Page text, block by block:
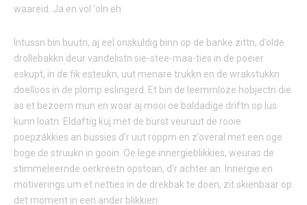
waareid. Ja en vol ‘oln eh.
Intussn bin buutn, aj eel onskuldig binn op de banke zittn, d’olde
drollebakkn deur vandelistn sie-stee-maa-ties in de poeier
eskupt, in de fik esteukn, uut menare trukkn en de wrakstukkn
doelloos in de plomp eslingerd. Et bin de leemmloze hobjectn die
as et bezoern mun en woar aj mooi oe baldadige driftn op lus
kunn loatn. Eldaftig kuj met de burst veuruut de rooie
poepzákkies an bussies d’r uut roppm en z’overal met een oge
boge de struukn in gooin. Oe lege innergieblikkies, weuras de
stimmeleernde oerkreetn opstoan, d’r achter an. Innergie en
motiverings um et netties in de drekbak te doen, zit skienbaar op
det moment in een ander blikkien.